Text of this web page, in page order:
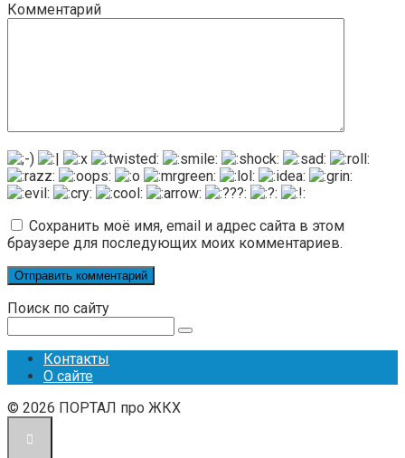
Комментарий
Сохранить моё имя, email и адрес сайта в этом
браузере для последующих моих комментариев.
Поиск по сайту
Контакты
О сайте
© 2026 ПОРТАЛ про ЖКХ